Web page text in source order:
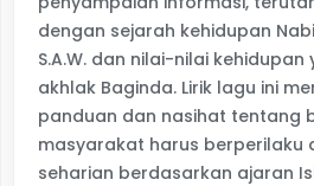
dengan sejarah kehidupan
S.A.W. dan nilai-nilai
akhlak Baginda. Lirik lagu ini
panduan dan nasihat tentang
masyarakat harus berperilaku
seharian berdasarkan ajaran